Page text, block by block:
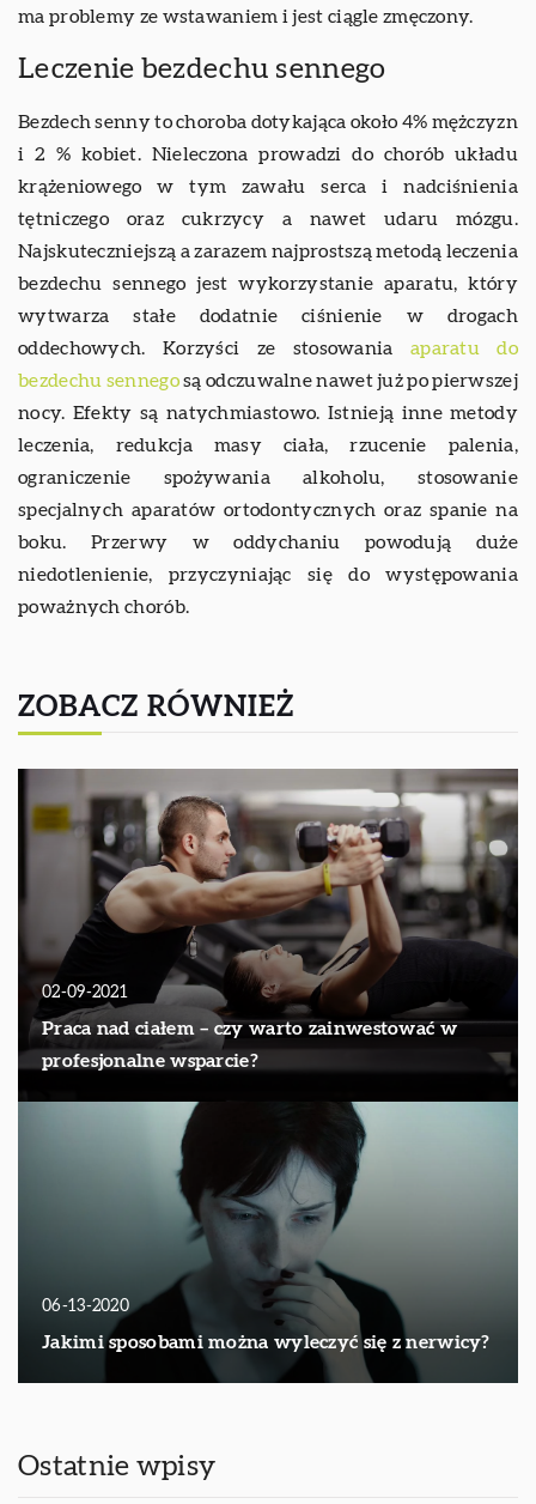
ma problemy ze wstawaniem i jest ciągle zmęczony.
Leczenie bezdechu sennego
Bezdech senny to choroba dotykająca około 4% mężczyzn
i 2 % kobiet. Nieleczona prowadzi do chorób układu
krążeniowego w tym zawału serca i nadciśnienia
tętniczego oraz cukrzycy a nawet udaru mózgu.
Najskuteczniejszą a zarazem najprostszą metodą leczenia
bezdechu sennego jest wykorzystanie aparatu, który
wytwarza stałe dodatnie ciśnienie w drogach
oddechowych. Korzyści ze stosowania aparatu do
bezdechu sennegosą odczuwalne nawet już po pierwszej
nocy. Efekty są natychmiastowo. Istnieją inne metody
leczenia, redukcja masy ciała, rzucenie palenia,
ograniczenie spożywania alkoholu, stosowanie
specjalnych aparatów ortodontycznych oraz spanie na
boku. Przerwy w oddychaniu powodują duże
niedotlenienie, przyczyniając się do występowania
poważnych chorób.
ZOBACZ RÓWNIEŻ
02-09-2021
Praca nad ciałem – czy warto zainwestować w
profesjonalne wsparcie?
06-13-2020
Jakimi sposobami można wyleczyć się z nerwicy?
Ostatnie wpisy